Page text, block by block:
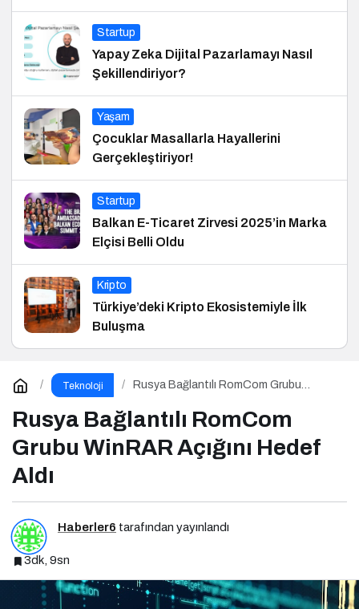
Startup
Yapay Zeka Dijital Pazarlamayı Nasıl
Şekillendiriyor?
Yaşam
Çocuklar Masallarla Hayallerini
Gerçekleştiriyor!
Startup
Balkan E-Ticaret Zirvesi 2025’in Marka
Elçisi Belli Oldu
Kripto
Türkiye’deki Kripto Ekosistemiyle İlk
Buluşma
Teknoloji
Rusya Bağlantılı RomCom Grubu
Rusya Bağlantılı RomCom
Grubu WinRAR Açığını Hedef
Aldı
Haberler6 tarafından yayınlandı
3dk, 9sn